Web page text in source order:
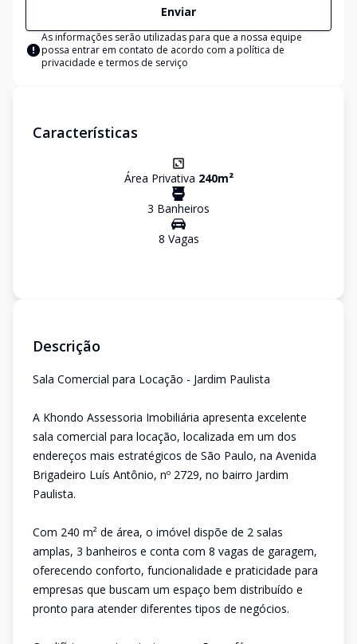
Enviar
As informações serão utilizadas para que a nossa equipe
possa entrar em contato de acordo com a política de
privacidade e termos de serviço
Características
Área Privativa 240m²
3 Banheiros
8 Vagas
Descrição
Sala Comercial para Locação - Jardim Paulista
A Khondo Assessoria Imobiliária apresenta excelente
sala comercial para locação, localizada em um dos
endereços mais estratégicos de São Paulo, na Avenida
Brigadeiro Luís Antônio, nº 2729, no bairro Jardim
Paulista.
Com 240 m² de área, o imóvel dispõe de 2 salas
amplas, 3 banheiros e conta com 8 vagas de garagem,
oferecendo conforto, funcionalidade e praticidade para
empresas que buscam um espaço bem distribuído e
pronto para atender diferentes tipos de negócios.